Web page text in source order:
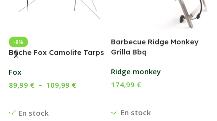
-8%
Bâche Fox Camolite Tarps
Fox
En stock
89,99 € – 109,99 €
Barbecue Ridge Monkey
Grilla Bbq
Ridge monkey
En stock
174,99 €